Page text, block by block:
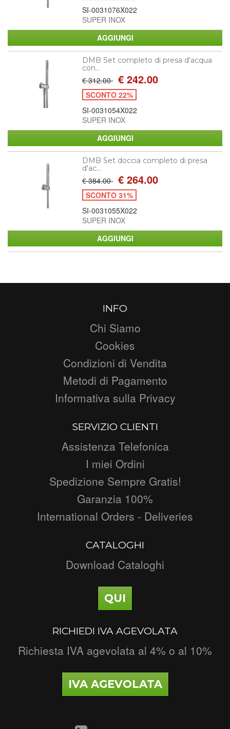
SI-0031076X022
SUPER INOX
DMB Set completo di presa d'acqua
con...
€ 312.00 € 242.00
SCONTO 22%
SI-0031054X022
SUPER INOX
DMB Set doccia completo di presa
d'ac...
€ 384.00 € 264.00
SCONTO 31%
SI-0031055X022
SUPER INOX
INFO
Chi Siamo
Cookies
Condizioni di Vendita
Metodi di Pagamento
Informativa sulla Privacy
SERVIZIO CLIENTI
Assistenza Telefonica
I miei Ordini
Spedizione Sempre Gratis!
Garanzia 100%
International Orders - Deliveries
CATALOGHI
Download Cataloghi
QUI
RICHIEDI IVA AGEVOLATA
Richiesta IVA agevolata al 4% o al 10%
IVA AGEVOLATA